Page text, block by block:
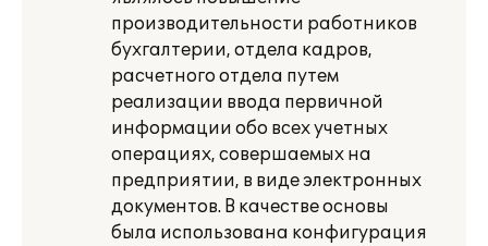
производительности работников
бухгалтерии, отдела кадров,
расчетного отдела путем
реализации ввода первичной
информации обо всех учетных
операциях, совершаемых на
предприятии, в виде электронных
документов. В качестве основы
была использована конфигурация